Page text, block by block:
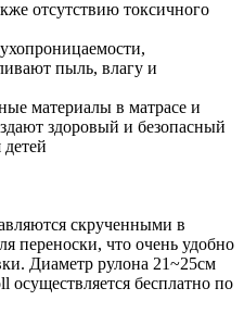
отсутствию токсичного
пыль, влагу и
материалы в матрасе и
здоровый и безопасный
скрученными в
переноски, что очень удобно
Диаметр рулона 21~25см
осуществляется бесплатно по